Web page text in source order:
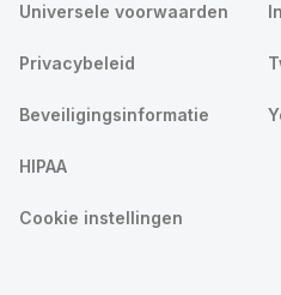
Universele voorwaarden
Privacybeleid
Beveiligingsinformatie
HIPAA
Cookie instellingen